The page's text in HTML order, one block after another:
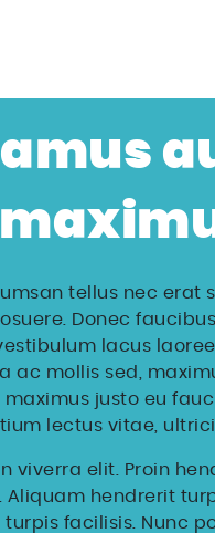
tellus nec erat
Donec
lacus
ac mollis sed,
justo eu
lectus vitae,
viverra elit. Proin
Aliquam hendrerit
facilisis. Nunc